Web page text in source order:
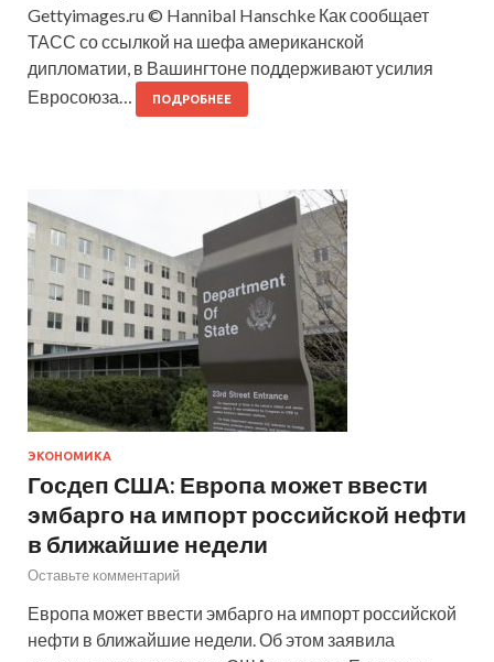
Gettyimages.ru © Hannibal Hanschke Как сообщает
ТАСС со ссылкой на шефа американской
дипломатии, в Вашингтоне поддерживают усилия
Евросоюза…
ПОДРОБНЕЕ
ЭКОНОМИКА
Госдеп США: Европа может ввести
эмбарго на импорт российской нефти
в ближайшие недели
Оставьте комментарий
Европа может ввести эмбарго на импорт российской
нефти в ближайшие недели. Об этом заявила